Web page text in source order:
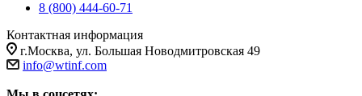
8 (800) 444-60-71
Контактная информация
г.Москва, ул. Большая Новодмитровская 49
info@wtinf.com